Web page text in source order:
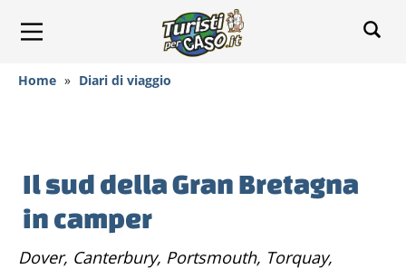
Home » Diari di viaggio
Il sud della Gran Bretagna
in camper
Dover, Canterbury, Portsmouth, Torquay,